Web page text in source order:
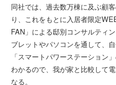
同社では、過去数万棟に及ぶ顧
り、これをもとに入居者限定
FAN」による邸別コンサルティ
ブレットやパソコンを通して、
「スマートパワーステーション
わかるので、我が家と比較して
なる。